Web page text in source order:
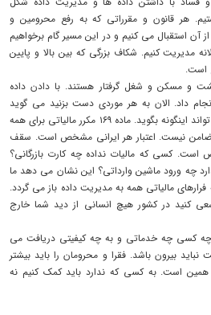
هر قانون و مقرراتی که به رفع محرومین و
آن استقبال می کنیم و در این مسیر گام برخواهیم
مدیریت کنیم. شکاف بزرگی که بین بالا و پایین
است.
و مسکن و شغل گرفتار هستند. با دادن داده
داد. الان به هر موردی دست بزنید می گوید
من؟! اگر داده باشد دیگر کسی نمی تواند اینگونه بگوید. ماده ۱۶۹ مکرر مالیاتی برای همه
ضامن نیست. اعتبار هر ایرانی مشخص است. سقف
کسی که مالیات نداده چه کارت بازرگانی؟
ورود ماشین وارداتی؟ این نشان می دهد ما
مالیاتی همه به مدیریت داده باز می گردد.
کنید در کشور هیچ انسانی از دید شما خارج
چه کسی چه خدماتی و به چه کیفیتی دریافت می
بیرون باشد. فقرا و محرومان را باید بیشتر
است. به کسی که ندارد باید کمک کنیم نه